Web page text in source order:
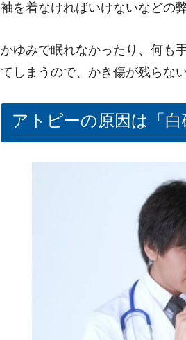
袖を着なければいけないなどの
かゆみで眠れなかったり、何も
てしまうので、かき傷が残らな
アトピーの原因は「白